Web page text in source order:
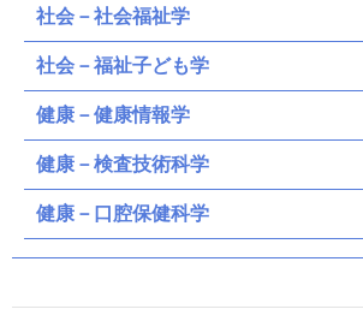
社会－社会福祉学
社会－福祉子ども学
健康－健康情報学
健康－検査技術科学
健康－口腔保健科学